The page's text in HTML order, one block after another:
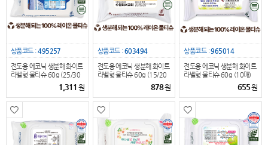
상품코드 :495257
전도용 에코닉 생분해 화이트
라벨형 물티슈 60g (25/30
1,311 원
상품코드 :603494
전도용 에코닉 생분해 화이트
라벨형 물티슈 60g (15/20
878원
상품코드 :965014
전도용 에코닉 생분해 화이트
라벨형 물티슈 60g (10매)
655원